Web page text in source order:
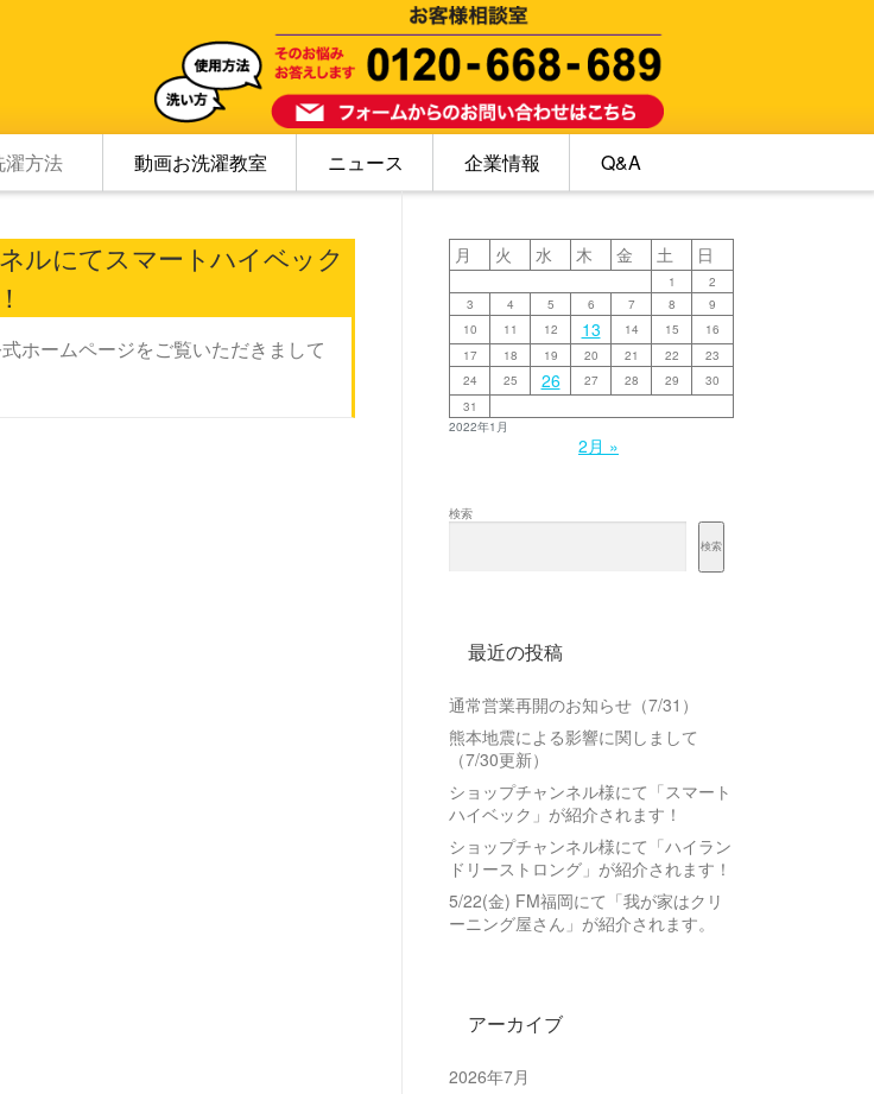
濯方法 動画お洗濯教室 ニュース 企業情報 Q&A
ルにてスマートハイベック
ホームページをご覧いただきまして
2022年1月
月 火 水 木 金 土 日
1
2
3
4 5 6 7 8
9
10
11 12 13 14 15
16
17
18 19 20 21 22
23
24
25 26 27 28 29
30
31
2月 »
検索
検索
最近の投稿
通常営業再開のお知らせ（7/31）
熊本地震による影響に関しまして
（7/30更新）
ショップチャンネル様にて「スマート
ハイベック」が紹介されます！
ショップチャンネル様にて「ハイラン
ドリーストロング」が紹介されます！
5/22(金) FM福岡にて「我が家はクリ
ーニング屋さん」が紹介されます。
アーカイブ
2026年7月